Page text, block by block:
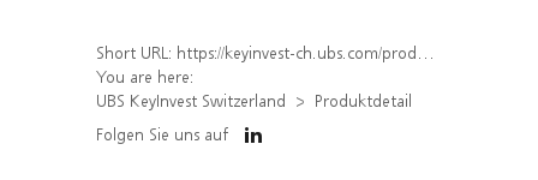
Short URL: https://keyinvest-ch.ubs.com/produkt/detail/index/isin/CH1579756425
You are here:
UBS KeyInvest Switzerland
Produktdetail
Folgen Sie uns auf